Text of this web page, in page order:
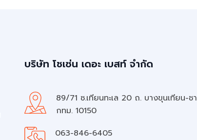
บริษัท โชเซ่น เดอะ เบสท์ จำกัด
89/71 ซ.เทียนทะเล 20 ถ. บางขุนเทียน-ช
กทม. 10150
063-846-6405